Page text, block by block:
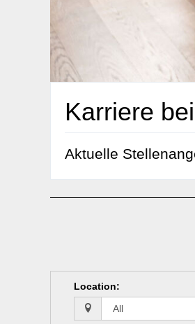
Karriere
Aktuelle
Location: